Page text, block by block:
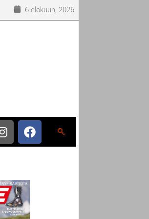
6 elokuun, 2026